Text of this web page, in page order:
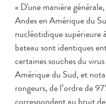
« D'une manière
Andes en Amérique du
nucléotidique supérieure
bateau sont identiques
certaines souches du
Amérique du Sud, et
rongeurs, de l’ordre de